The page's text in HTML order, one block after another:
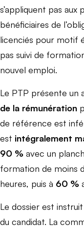
s’appliquent pas
bénéficiaires de
licenciés pour motif
pas suivi de
nouvel emploi.
Le PTP présente
de la rémunération
de référence est
est intégralement
90 % avec un
formation de moins
heures, puis à 60 %
Le dossier est
du candidat. La